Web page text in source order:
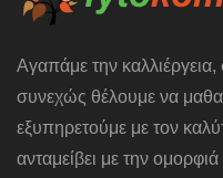
Αγαπάμε την
συνεχώς θέλουμε να
εξυπηρετούμε με τον
ανταμείβει με την